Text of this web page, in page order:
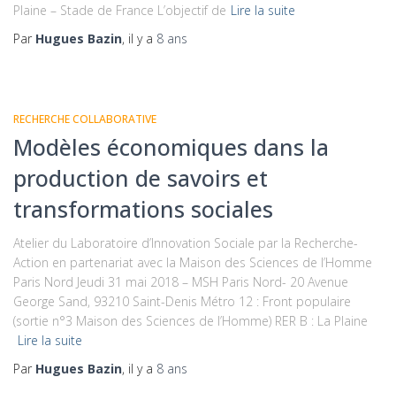
Plaine – Stade de France L’objectif de Lire la suite
Par Hugues Bazin, il y a 8 ans
RECHERCHE COLLABORATIVE
Modèles économiques dans la
production de savoirs et
transformations sociales
Atelier du Laboratoire d’Innovation Sociale par la Recherche-
Action en partenariat avec la Maison des Sciences de l’Homme
Paris Nord Jeudi 31 mai 2018 – MSH Paris Nord- 20 Avenue
George Sand, 93210 Saint-Denis Métro 12 : Front populaire
(sortie n°3 Maison des Sciences de l’Homme) RER B : La Plaine
Lire la suite
Par Hugues Bazin, il y a 8 ans